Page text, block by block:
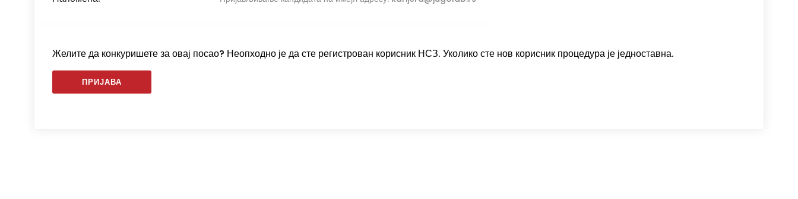
Желите да конкуришете за овај посао? Неопходно је да сте регистрован корисник НСЗ. Уколико сте нов корисник процедура је једноставна.
ПРИЈАВА